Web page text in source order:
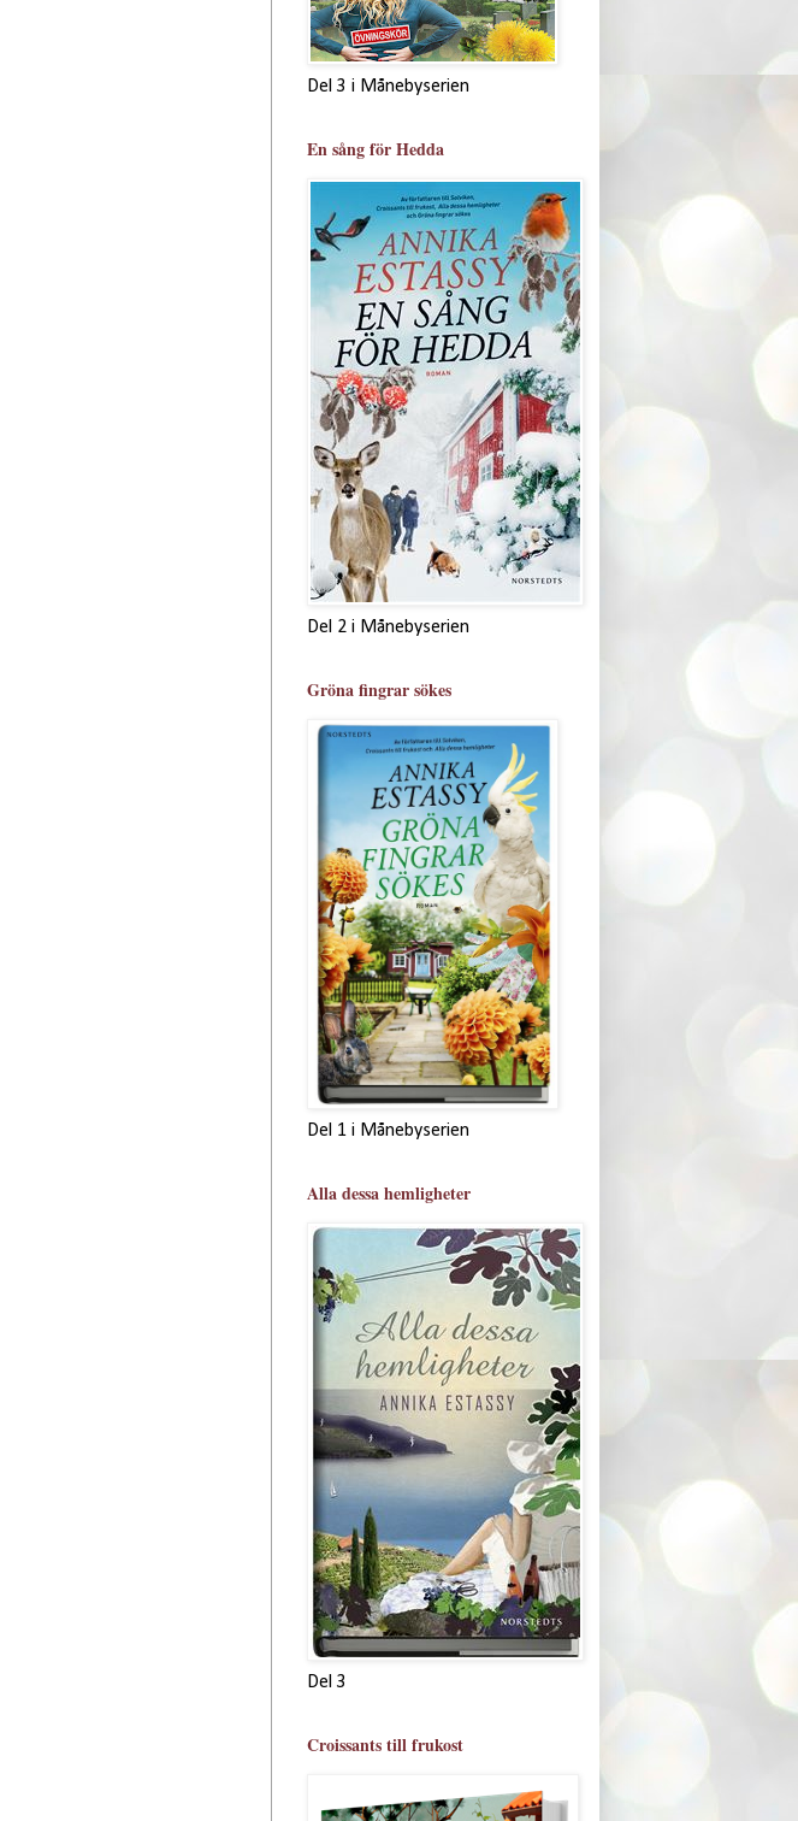
Del 3 i Månebyserien
En sång för Hedda
Del 2 i Månebyserien
Gröna fingrar sökes
Del 1 i Månebyserien
Alla dessa hemligheter
Del 3
Croissants till frukost